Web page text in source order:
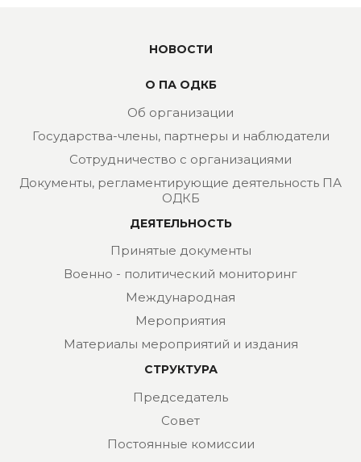
НОВОСТИ
О ПА ОДКБ
Об организации
Государства-члены, партнеры и наблюдатели
Сотрудничество с организациями
Документы, регламентирующие деятельность ПА
ОДКБ
ДЕЯТЕЛЬНОСТЬ
Принятые документы
Военно - политический мониторинг
Международная
Мероприятия
Материалы мероприятий и издания
СТРУКТУРА
Председатель
Совет
Постоянные комиссии